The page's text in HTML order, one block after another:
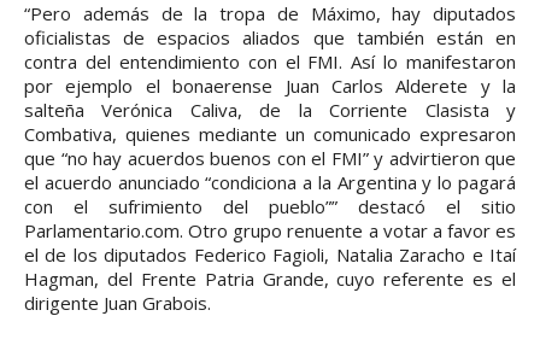
“Pero además de la tropa de Máximo, hay diputados
oficialistas de espacios aliados que también están en
contra del entendimiento con el FMI. Así lo manifestaron
por ejemplo el bonaerense Juan Carlos Alderete y la
salteña Verónica Caliva, de la Corriente Clasista y
Combativa, quienes mediante un comunicado expresaron
que “no hay acuerdos buenos con el FMI” y advirtieron que
el acuerdo anunciado “condiciona a la Argentina y lo pagará
con el sufrimiento del pueblo”” destacó el sitio
Parlamentario.com. Otro grupo renuente a votar a favor es
el de los diputados Federico Fagioli, Natalia Zaracho e Itaí
Hagman, del Frente Patria Grande, cuyo referente es el
dirigente Juan Grabois.